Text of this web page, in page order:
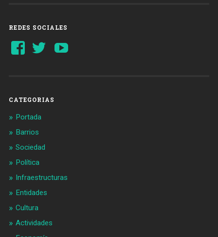
REDES SOCIALES
Ver
perfil
Ver
perfil
CATEGORIAS
Portada
Barrios
Sociedad
Política
Infraestructuras
Entidades
Cultura
Actividades